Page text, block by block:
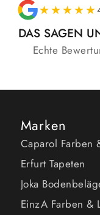
★★★★★
DAS SAGEN
Echte
Marken
Caparol Farben
Erfurt Tapeten
Joka
EinzA Farben &